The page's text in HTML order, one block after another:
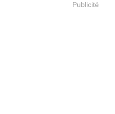
Publicité